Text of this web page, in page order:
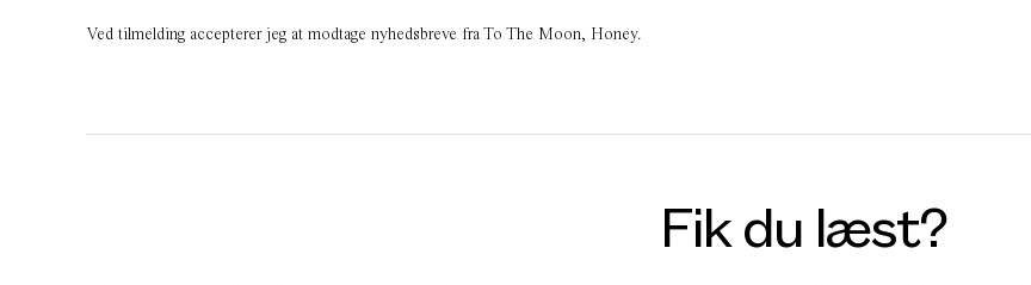
Ved tilmelding accepterer jeg at modtage nyhedsbreve fra To The Moon, Honey.
Fik du læst?